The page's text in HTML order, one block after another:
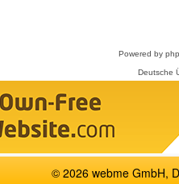
Powered by
Deutsche
© 2026 webme GmbH,